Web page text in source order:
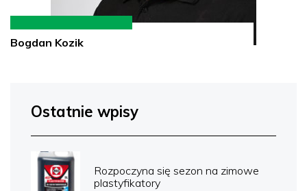
Bogdan Kozik
Ostatnie wpisy
Rozpoczyna się sezon na zimowe
plastyfikatory